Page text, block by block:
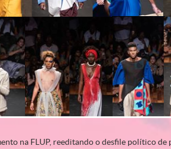
na FLUP, reeditando o desfile político de